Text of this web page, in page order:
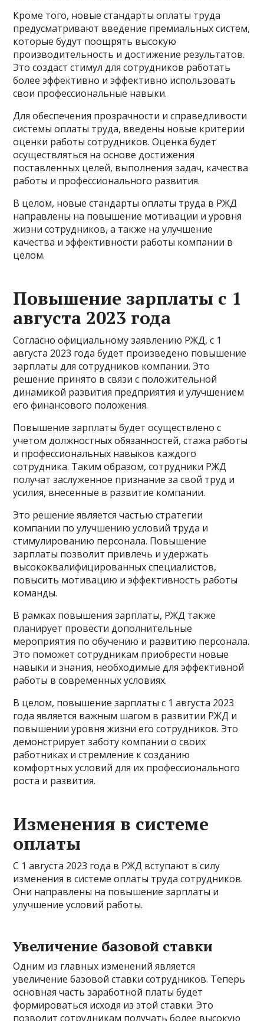
Кроме того, новые стандарты оплаты труда
предусматривают введение премиальных систем,
которые будут поощрять высокую
производительность и достижение результатов.
Это создаст стимул для сотрудников работать
более эффективно и эффективно использовать
свои профессиональные навыки.
Для обеспечения прозрачности и справедливости
системы оплаты труда, введены новые критерии
оценки работы сотрудников. Оценка будет
осуществляться на основе достижения
поставленных целей, выполнения задач, качества
работы и профессионального развития.
В целом, новые стандарты оплаты труда в РЖД
направлены на повышение мотивации и уровня
жизни сотрудников, а также на улучшение
качества и эффективности работы компании в
целом.
Повышение зарплаты с 1
августа 2023 года
Согласно официальному заявлению РЖД, с 1
августа 2023 года будет произведено повышение
зарплаты для сотрудников компании. Это
решение принято в связи с положительной
динамикой развития предприятия и улучшением
его финансового положения.
Повышение зарплаты будет осуществлено с
учетом должностных обязанностей, стажа работы
и профессиональных навыков каждого
сотрудника. Таким образом, сотрудники РЖД
получат заслуженное признание за свой труд и
усилия, внесенные в развитие компании.
Это решение является частью стратегии
компании по улучшению условий труда и
стимулированию персонала. Повышение
зарплаты позволит привлечь и удержать
высококвалифицированных специалистов,
повысить мотивацию и эффективность работы
команды.
В рамках повышения зарплаты, РЖД также
планирует провести дополнительные
мероприятия по обучению и развитию персонала.
Это поможет сотрудникам приобрести новые
навыки и знания, необходимые для эффективной
работы в современных условиях.
В целом, повышение зарплаты с 1 августа 2023
года является важным шагом в развитии РЖД и
повышении уровня жизни его сотрудников. Это
демонстрирует заботу компании о своих
работниках и стремление к созданию
комфортных условий для их профессионального
роста и развития.
Изменения в системе
оплаты
С 1 августа 2023 года в РЖД вступают в силу
изменения в системе оплаты труда сотрудников.
Они направлены на повышение зарплаты и
улучшение условий работы.
Увеличение базовой ставки
Одним из главных изменений является
увеличение базовой ставки сотрудников. Теперь
основная часть заработной платы будет
формироваться исходя из этой ставки. Это
позволит сотрудникам получать более высокую